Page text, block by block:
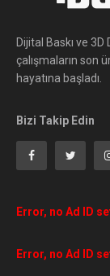
Dijital Baskı ve
çalışmaların son
hayatına başladı.
Bizi Takip Edin
Error, no Ad ID
Error, no Ad ID